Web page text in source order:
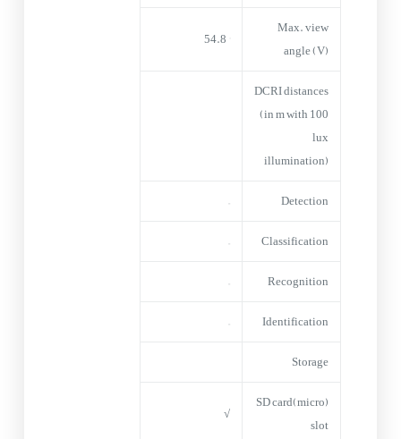
Max. view
angle (V)
DCRI distances
(in m with 100
lux
illumination)
Detection
–
Classification
–
Recognition
–
Identification
–
Storage
(micro)SD card
slot
√